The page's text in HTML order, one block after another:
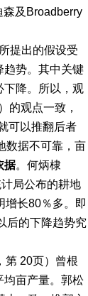
及Broadberry
提出的假设受
趋势。其中关键
下降。所以，观
的观点一致，
可以推翻后者
数据不可靠，亩
据。 何炳棣
局公布的耕地
增长80％多。即
后的下降趋势究
第 20页）曾根
均亩产量。郭松